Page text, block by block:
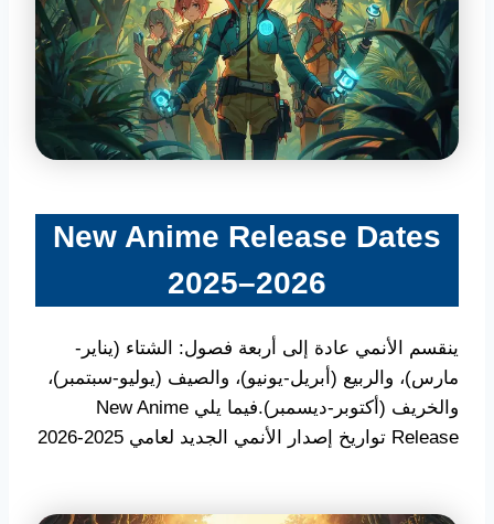
New Anime Release Dates
2025–2026
ينقسم الأنمي عادة إلى أربعة فصول: الشتاء (يناير-
مارس)، والربيع (أبريل-يونيو)، والصيف (يوليو-سبتمبر)،
والخريف (أكتوبر-ديسمبر).فيما يلي New Anime
Release تواريخ إصدار الأنمي الجديد لعامي 2025-2026